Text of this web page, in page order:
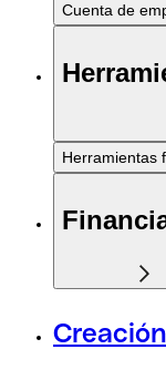
Cuenta de
Herramientas